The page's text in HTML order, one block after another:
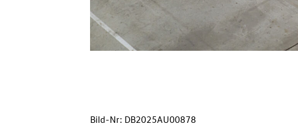
Bild-Nr: DB2025AU00878